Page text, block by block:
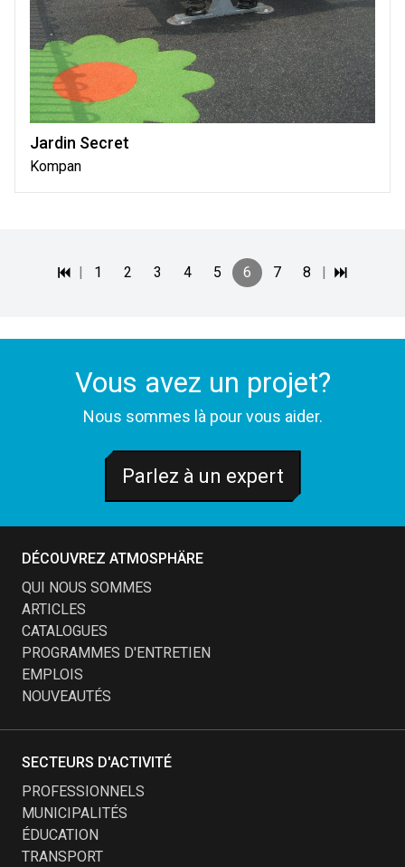
Jardin Secret
Kompan
1 2 3 4 5 6 7 8
Vous avez un projet?
Nous sommes là pour vous aider.
Parlez à un expert
DÉCOUVREZ ATMOSPHÄRE
QUI NOUS SOMMES
ARTICLES
CATALOGUES
PROGRAMMES D'ENTRETIEN
EMPLOIS
NOUVEAUTÉS
SECTEURS D'ACTIVITÉ
PROFESSIONNELS
MUNICIPALITÉS
ÉDUCATION
TRANSPORT